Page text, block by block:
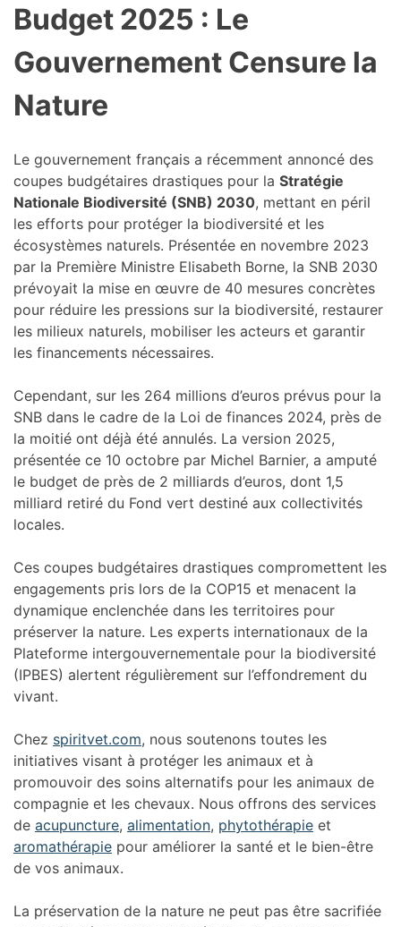
Budget 2025 : Le
Gouvernement Censure la
Nature
Le gouvernement français a récemment annoncé des
coupes budgétaires drastiques pour la Stratégie
Nationale Biodiversité (SNB) 2030, mettant en péril
les efforts pour protéger la biodiversité et les
écosystèmes naturels. Présentée en novembre 2023
par la Première Ministre Elisabeth Borne, la SNB 2030
prévoyait la mise en œuvre de 40 mesures concrètes
pour réduire les pressions sur la biodiversité, restaurer
les milieux naturels, mobiliser les acteurs et garantir
les financements nécessaires.
Cependant, sur les 264 millions d’euros prévus pour la
SNB dans le cadre de la Loi de finances 2024, près de
la moitié ont déjà été annulés. La version 2025,
présentée ce 10 octobre par Michel Barnier, a amputé
le budget de près de 2 milliards d’euros, dont 1,5
milliard retiré du Fond vert destiné aux collectivités
locales.
Ces coupes budgétaires drastiques compromettent les
engagements pris lors de la COP15 et menacent la
dynamique enclenchée dans les territoires pour
préserver la nature. Les experts internationaux de la
Plateforme intergouvernementale pour la biodiversité
(IPBES) alertent régulièrement sur l’effondrement du
vivant.
Chez spiritvet.com, nous soutenons toutes les
initiatives visant à protéger les animaux et à
promouvoir des soins alternatifs pour les animaux de
compagnie et les chevaux. Nous offrons des services
de acupuncture, alimentation, phytothérapie et
aromathérapie pour améliorer la santé et le bien-être
de vos animaux.
La préservation de la nature ne peut pas être sacrifiée